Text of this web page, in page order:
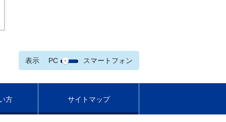
表示 PC スマートフォン
方 サイトマップ